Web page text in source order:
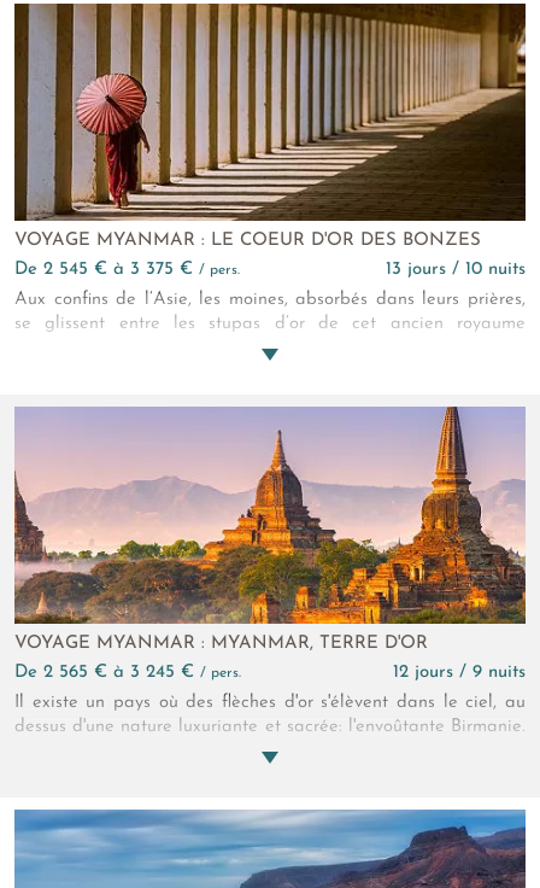
circuit au Rajasthan de 12 jours.
VOYAGE MYANMAR : LE COEUR D'OR DES BONZES
de 2 545 € à 3 375 € / pers.
13 jours / 10 nuits
Aux confins de l’Asie, les moines, absorbés dans leurs prières,
se glissent entre les stupas d’or de cet ancien royaume
millénaire. L’écho de leurs chants sacrés porte toute la ferveur
VOYAGE MYANMAR : MYANMAR, TERRE D'OR
de 2 565 € à 3 245 € / pers.
12 jours / 9 nuits
Il existe un pays où des flèches d'or s'élèvent dans le ciel, au
dessus d'une nature luxuriante et sacrée: l'envoûtante Birmanie.
Sa découverte est une expérience spirituelle que tout voyageur